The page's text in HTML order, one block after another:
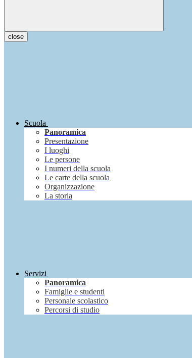
close
Scuola
Panoramica
Presentazione
I luoghi
Le persone
I numeri della scuola
Le carte della scuola
Organizzazione
La storia
Servizi
Panoramica
Famiglie e studenti
Personale scolastico
Percorsi di studio